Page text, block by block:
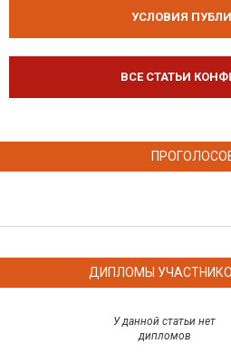
УСЛОВИЯ
ВСЕ СТАТЬИ
ДИПЛОМЫ
У данной статьи нет
дипломов